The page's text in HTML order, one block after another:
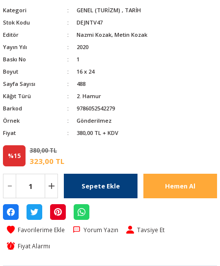
Kategori GENEL (TURİZM) , TARİH
Stok Kodu
DEJNTV47
Editör
Nazmi Kozak, Metin Kozak
Yayın Yılı
2020
Baskı No
1
Boyut
16 x 24
Sayfa Sayısı
488
Kâğıt Türü
2. Hamur
Barkod
9786052542279
Örnek
Gönderilmez
Fiyat
380,00 TL + KDV
%15
380,00 TL
323,00 TL
Sepete Ekle Hemen Al
Yorum Yazın Tavsiye Et
Fiyat Alarmı